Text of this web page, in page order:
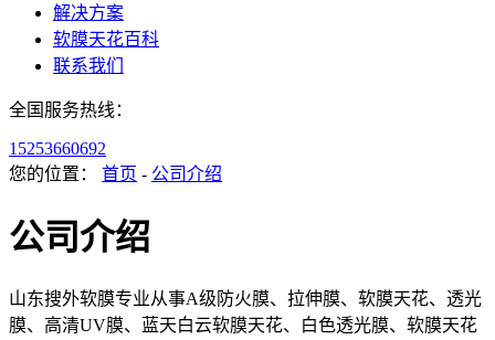
解决方案
软膜天花百科
联系我们
全国服务热线：
15253660692
您的位置： 首页 - 公司介绍
公司介绍
山东搜外软膜专业从事A级防火膜、拉伸膜、软膜天花、透光
膜、高清UV膜、蓝天白云软膜天花、白色透光膜、软膜天花